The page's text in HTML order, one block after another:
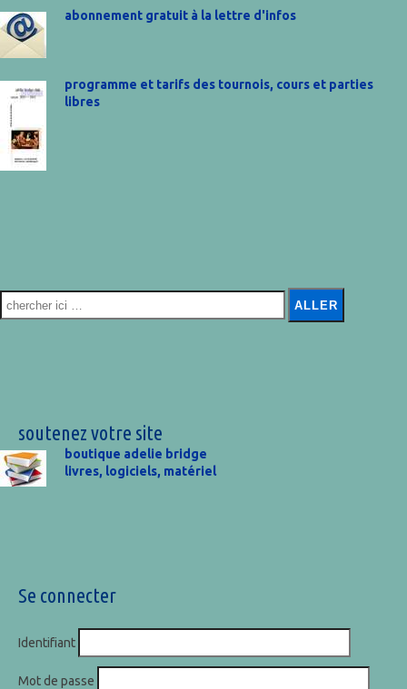
abonnement gratuit à la lettre d'infos
programme et tarifs des tournois, cours et parties
libres
soutenez votre site
boutique adelie bridge
livres, logiciels, matériel
Se connecter
Identifiant
Mot de passe